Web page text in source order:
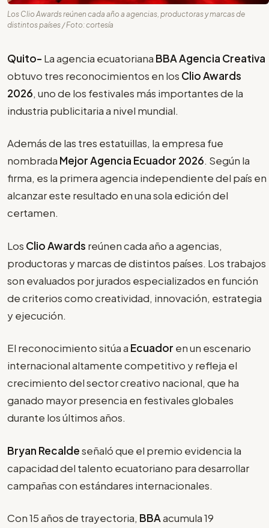
Los Clio Awards reúnen cada año a agencias, productoras y marcas de
distintos países / Foto: cortesía
Quito- La agencia ecuatoriana BBA Agencia Creativa
obtuvo tres reconocimientos en los Clio Awards
2026, uno de los festivales más importantes de la
industria publicitaria a nivel mundial.
Además de las tres estatuillas, la empresa fue
nombrada Mejor Agencia Ecuador 2026. Según la
firma, es la primera agencia independiente del país en
alcanzar este resultado en una sola edición del
certamen.
Los Clio Awards reúnen cada año a agencias,
productoras y marcas de distintos países. Los trabajos
son evaluados por jurados especializados en función
de criterios como creatividad, innovación, estrategia
y ejecución.
El reconocimiento sitúa a Ecuador en un escenario
internacional altamente competitivo y refleja el
crecimiento del sector creativo nacional, que ha
ganado mayor presencia en festivales globales
durante los últimos años.
Bryan Recaldeseñaló que el premio evidencia la
capacidad del talento ecuatoriano para desarrollar
campañas con estándares internacionales.
Con 15 años de trayectoria, BBAacumula 19